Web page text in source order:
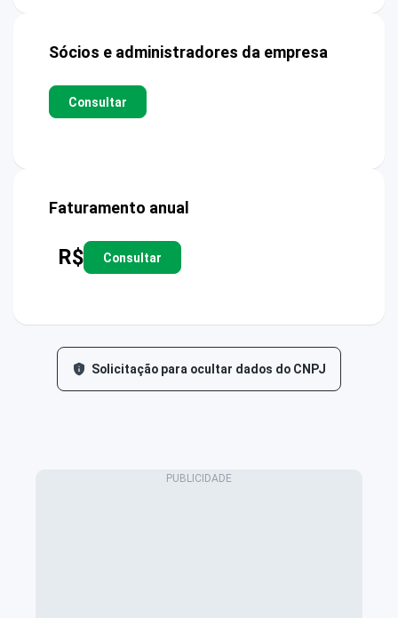
Sócios e administradores da empresa
Consultar
Faturamento anual
R$ Consultar
Solicitação para ocultar dados do CNPJ